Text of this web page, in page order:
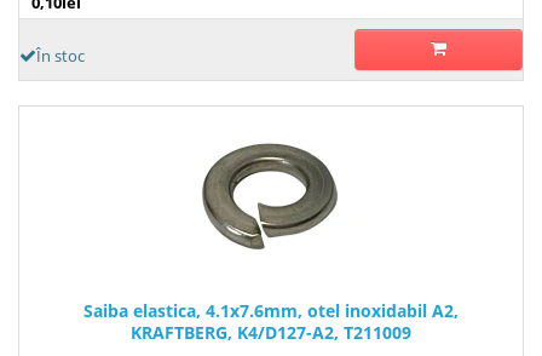
În stoc
Saiba elastica, 4.1x7.6mm, otel inoxidabil A2,
KRAFTBERG, K4/D127-A2, T211009